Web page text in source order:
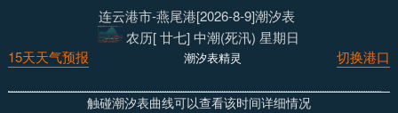
连云港市-燕尾港[2026-8-9]潮汐表
农历[ 廿七] 中潮(死汛) 星期日
切换港口
潮汐表精灵
15天天气预报
触碰潮汐表曲线可以查看该时间详细情况